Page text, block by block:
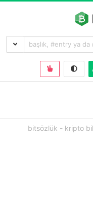
bitsözlük - kripto